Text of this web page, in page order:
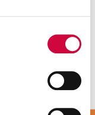
. Voit muuttaa
Jäsenet